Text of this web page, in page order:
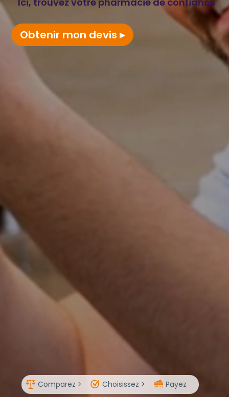
Obtenir mon devis
Comparez > Choisissez > Payez